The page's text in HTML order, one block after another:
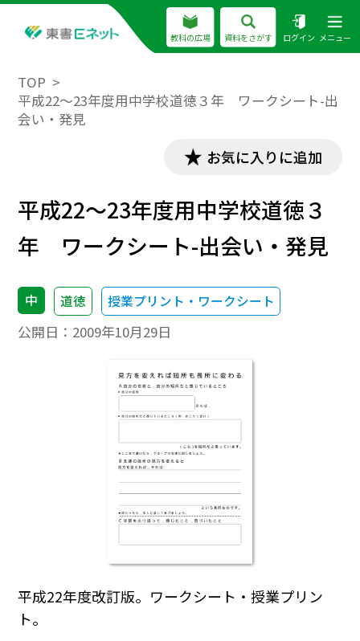
教科の広場 資料をさがす ログイン メニュー
TOP
平成22～23年度用中学校道徳３年 ワークシート-出
会い・発見
お気に入りに追加
平成22～23年度用中学校道徳３
年 ワークシート-出会い・発見
中 道徳 授業プリント・ワークシート
公開日： 2009年10月29日
平成22年度改訂版。ワークシート・授業プリン
ト。